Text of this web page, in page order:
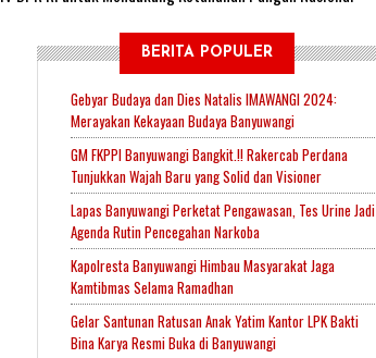
BERITA POPULER
Gebyar Budaya dan Dies Natalis IMAWANGI 2024:
Merayakan Kekayaan Budaya Banyuwangi
GM FKPPI Banyuwangi Bangkit.!! Rakercab Perdana
Tunjukkan Wajah Baru yang Solid dan Visioner
Lapas Banyuwangi Perketat Pengawasan, Tes Urine Jadi
Agenda Rutin Pencegahan Narkoba
Kapolresta Banyuwangi Himbau Masyarakat Jaga
Kamtibmas Selama Ramadhan
Gelar Santunan Ratusan Anak Yatim Kantor LPK Bakti
Bina Karya Resmi Buka di Banyuwangi